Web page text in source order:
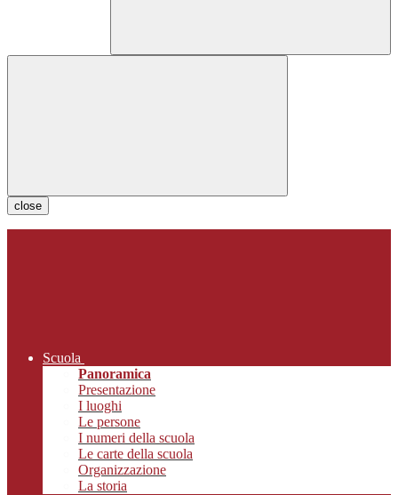
close
Scuola
Panoramica
Presentazione
I luoghi
Le persone
I numeri della scuola
Le carte della scuola
Organizzazione
La storia